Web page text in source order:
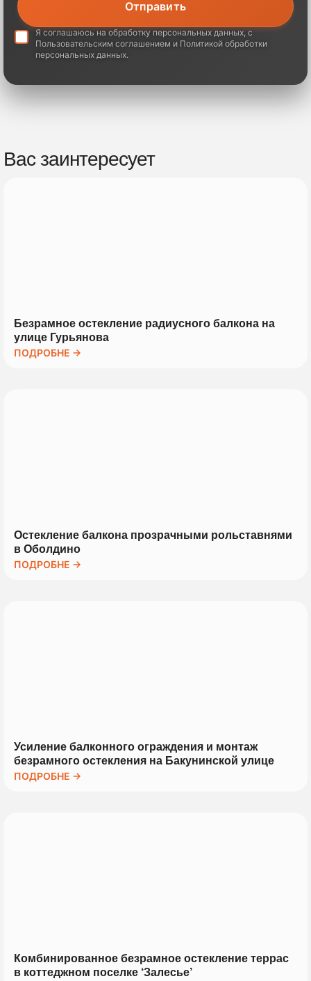
Я соглашаюсь на обработкуперсональных данных, с
Пользовательским соглашением и Политикой обработки
персональных данных.
Вас заинтересует
Безрамное остекление радиусного балкона на
улице Гурьянова
ПОДРОБНЕ →
Остекление балкона прозрачными рольставнями
в Оболдино
ПОДРОБНЕ →
Усиление балконного ограждения и монтаж
безрамного остекления на Бакунинской улице
ПОДРОБНЕ →
Комбинированное безрамное остекление террас
в коттеджном поселке ‘Залесье’